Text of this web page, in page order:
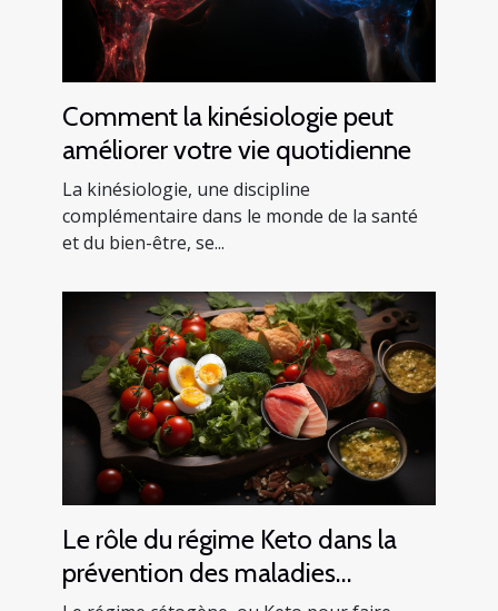
Comment la kinésiologie peut
améliorer votre vie quotidienne
La kinésiologie, une discipline
complémentaire dans le monde de la santé
et du bien-être, se...
Le rôle du régime Keto dans la
prévention des maladies